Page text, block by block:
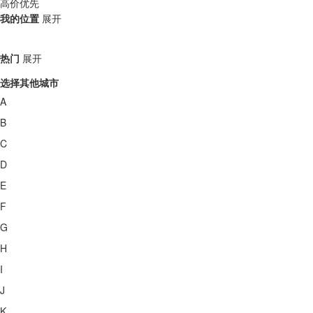
我的位置 展开
热门 展开
选择其他城市
A
B
C
D
E
F
G
H
I
J